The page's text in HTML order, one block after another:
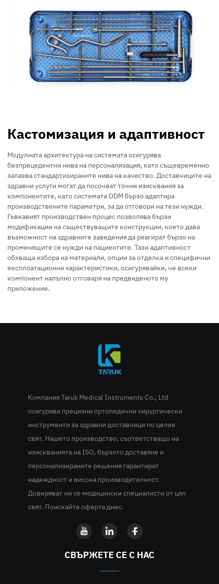
Кастомизация и адаптивност
Модулната архитектура на системата осигурява
безпрецедентни нива на персонализация, като същевременно
запазва стандартизираните нива на качество. Доставчиците на
здравни услуги могат да посочват точни изисквания за
компонентите, като системата ODM бързо адаптира
производствените параметри, за да отговори на тези нужди.
Гъвкавият производствен процес позволява бързи
модификации на съществуващите конструкции, което дава
възможност на здравните заведения да реагират бързо на
променящите се нужди на пациентите. Тази адаптивност
обхваща избора на материали, опции за отделка и специфични
експлоатационни характеристики, осигурявайки, че всеки
компонент напълно отговаря на предвиденото му
приложение.
Компания Taruk Medical Instruments Co., Ltd
осигурява прецизни ортопедични хирургически
инструменти за здравни доставчици по целия
свят. Нашето производство, съответстващо на
изискванията на ISO, бързото доставяне и
персонализираните решения гарантират
надеждност и висока производителност.
Доверяват ни се медицински специалисти от цял
свят. Поискайте оферта днес.
СВЪРЖЕТЕ СЕ С НАС